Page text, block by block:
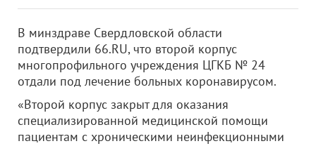
В минздраве Свердловской области
подтвердили 66.RU, что второй корпус
многопрофильного учреждения ЦГКБ № 24
отдали под лечение больных коронавирусом.
«Второй корпус закрыт для оказания
специализированной медицинской помощи
пациентам с хроническими неинфекционными